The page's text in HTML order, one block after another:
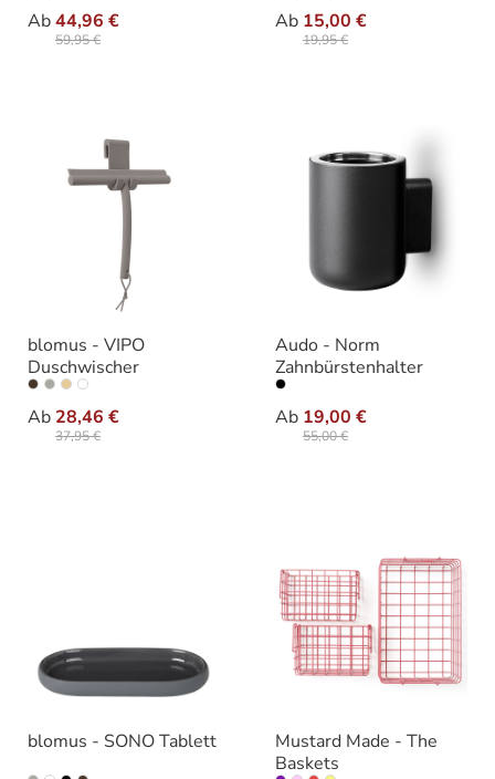
Ab44,96 €
59,95 €
Ab 15,00 €
19,95 €
blomus - VIPO
Duschwischer
Ab 28,46 €
37,95 €
Varianten
Audo - Norm
Zahnbürstenhalter
Ab 19,00 €
55,00 €
Ausführung
blomus - SONO Tablett
Mustard Made - The
Baskets